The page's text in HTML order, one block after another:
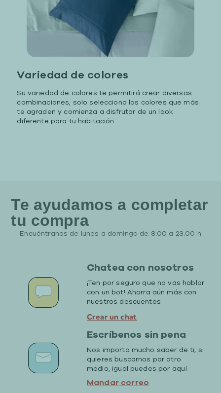
Variedad de colores
Su variedad de colores te permitirá crear diversas
combinaciones, solo selecciona los colores que más
te agraden y comienza a disfrutar de un look
diferente para tu habitación.
Te ayudamos a completar
tu compra
Encuéntranos de lunes a domingo de 8:00 a 23:00 h
Chatea con nosotros
¡Ten por seguro que no vas hablar
con un bot! Ahorra aún más con
nuestros descuentos
Crear un chat
Escríbenos sin pena
Nos importa mucho saber de ti, si
quieres buscarnos por otro
medio, igual puedes por aquí
Mandar correo